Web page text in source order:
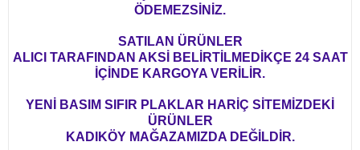
ÖDEMEZSİNİZ.
SATILAN ÜRÜNLER
ALICI TARAFINDAN AKSİ BELİRTİLMEDİKÇE 24 SAAT
İÇİNDE KARGOYA VERİLİR.
YENİ BASIM SIFIR PLAKLAR HARİÇ SİTEMİZDEKİ
ÜRÜNLER
KADIKÖY MAĞAZAMIZDA DEĞİLDİR.